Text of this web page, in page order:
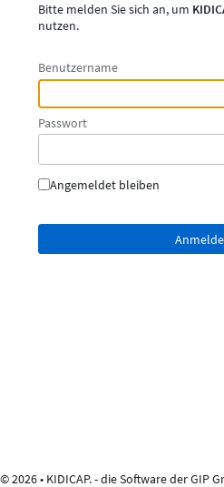
Bitte melden Sie sich an, um
nutzen.
Benutzername
Passwort
Angemeldet bleiben
© 2026 • KIDICAP. - die Software der GIP